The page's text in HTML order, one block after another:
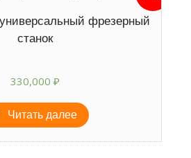
фрезерный
станок
330,000₽
Читать далее